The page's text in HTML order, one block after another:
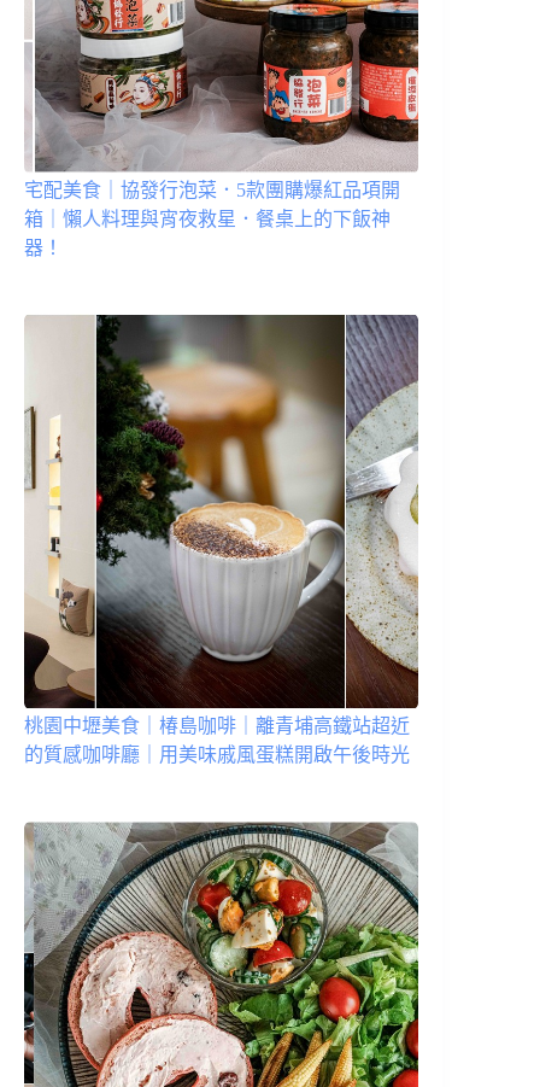
宅配美食｜協發行泡菜．5款團購爆紅品項開
箱｜懶人料理與宵夜救星．餐桌上的下飯神
器！
桃園中壢美食｜椿島咖啡｜離青埔高鐵站超近
的質感咖啡廳｜用美味戚風蛋糕開啟午後時光